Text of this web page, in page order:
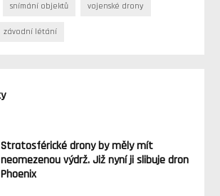
snímání objektů vojenské drony
závodní létání
Stratosférické drony by měly mít
neomezenou výdrž. Již nyní ji slibuje dron
Phoenix